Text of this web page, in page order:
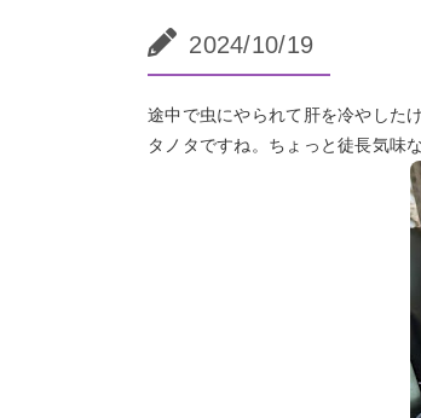
2024/10/19
途中で虫にやられて肝を冷やした
タノタですね。ちょっと徒長気味